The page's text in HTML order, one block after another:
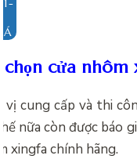
cửa nhôm
vị cung cấp và thi
nữa còn được báo
xingfa chính hãng.